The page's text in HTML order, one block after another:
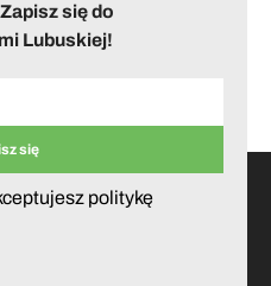
się do
Lubuskiej!
politykę